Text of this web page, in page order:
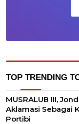
TOP TRENDING
MUSRALUB III,
Aklamasi Sebagai
Portibi